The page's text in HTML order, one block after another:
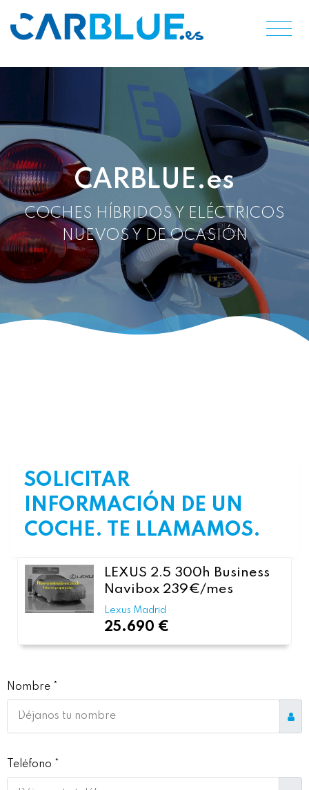
CARBLUE.es
COCHES HÍBRIDOS Y ELÉCTRICOS
NUEVOS Y DE OCASIÓN
SOLICITAR
INFORMACIÓN DE UN
COCHE. TE LLAMAMOS.
LEXUS 2.5 300h Business
Navibox 239€/mes
Lexus Madrid
25.690 €
Nombre *
Teléfono *